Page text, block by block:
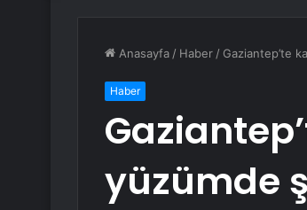
Anasayfa / Haber / Gaziantep’te
Haber
yüzümde